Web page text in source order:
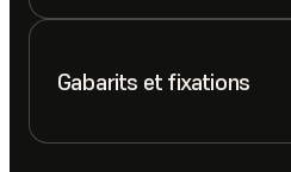
Gabarits et fixations